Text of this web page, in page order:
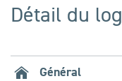
Détail du
Général